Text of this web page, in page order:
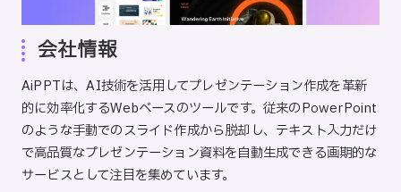
会社情報
AiPPTは、AI技術を活用してプレゼンテーション作成を革新
的に効率化するWebベースのツールです。従来のPowerPoint
のような手動でのスライド作成から脱却し、テキスト入力だけ
で高品質なプレゼンテーション資料を自動生成できる画期的な
サービスとして注目を集めています。